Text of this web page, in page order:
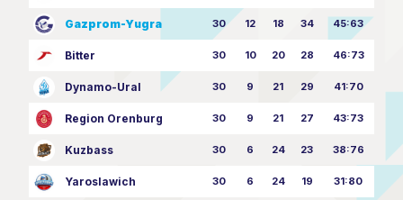
Gazprom-Yugra 30 12 18 34 45:63
Bitter 30 10 20 28 46:73
Dynamo-Ural 30 9 21 29 41:70
Region Orenburg 30 9 21 27 43:73
Kuzbass 30 6 24 23 38:76
Yaroslawich 30 6 24 19 31:80